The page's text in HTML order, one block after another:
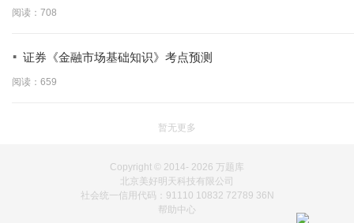
阅读：708
· 证券《金融市场基础知识》考点预测
阅读：659
暂无更多
Copyright © 2014- 2026 万题库
北京美好明天科技有限公司
社会统一信用代码：91110 10832 72789 36N
帮助中心